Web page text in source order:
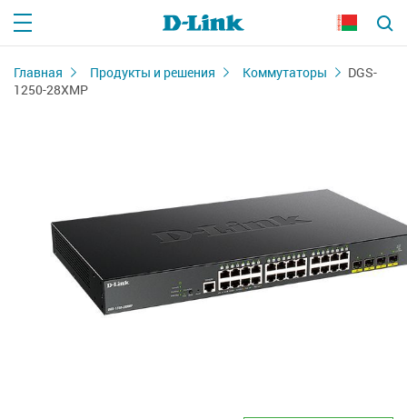
Главная Продукты и решения Коммутаторы
DGS-
1250-28XMP